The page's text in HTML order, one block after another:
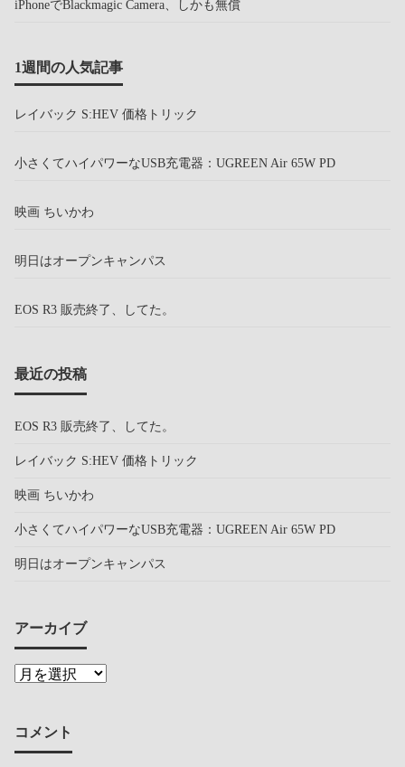
iPhoneでBlackmagic Camera、しかも無償
1週間の人気記事
レイバック S:HEV 価格トリック
小さくてハイパワーなUSB充電器：UGREEN Air 65W PD
映画 ちいかわ
明日はオープンキャンパス
EOS R3 販売終了、してた。
最近の投稿
EOS R3 販売終了、してた。
レイバック S:HEV 価格トリック
映画 ちいかわ
小さくてハイパワーなUSB充電器：UGREEN Air 65W PD
明日はオープンキャンパス
アーカイブ
コメント